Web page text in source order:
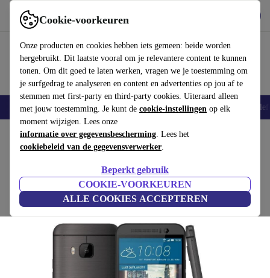
Cookie-voorkeuren
Onze producten en cookies hebben iets gemeen: beide worden
hergebruikt. Dit laatste vooral om je relevantere content te kunnen
tonen. Om dit goed te laten werken, vragen we je toestemming om
je surfgedrag te analyseren en content en advertenties op jou af te
stemmen met first-party en third-party cookies. Uiteraard alleen
met jouw toestemming. Je kunt de cookie-instellingen op elk
moment wijzigen. Lees onze
informatie over gegevensbescherming. Lees het
cookiebeleid van de gegevensverwerker.
Beperkt gebruik
COOKIE-VOORKEUREN
ALLE COOKIES ACCEPTEREN
Gebruik refurbed snel en eenvoudig
Smartphones Laptops Tablets Smartwatches Accessoires
Home Producten Smartphones HTC Mobiele Telefoons
HTC One M9 Prime Camera Edition
goud
(Beoordelingen worden verzameld)